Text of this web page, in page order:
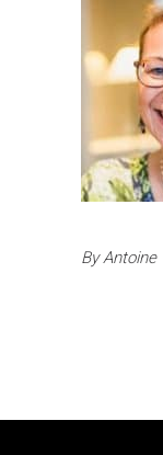
ByAntoine